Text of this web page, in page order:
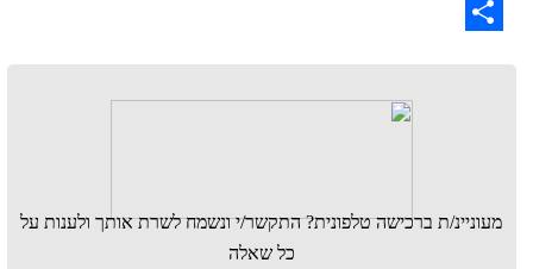
WhatsApp
מעוניינ/ת ברכישה טלפונית? התקשר/י ונשמח לשרת אותך ולענות על
כל שאלה